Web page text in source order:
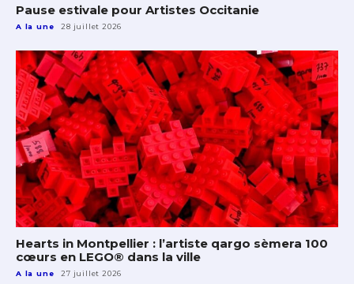
Pause estivale pour Artistes Occitanie
A la une 28 juillet 2026
Hearts in Montpellier : l’artiste qargo sèmera 100
cœurs en LEGO® dans la ville
A la une 27 juillet 2026